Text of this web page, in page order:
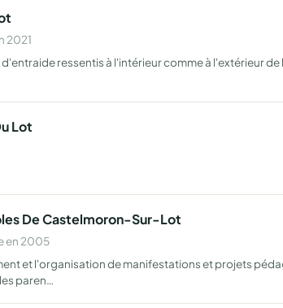
2021
ressentis à l'intérieur comme à l'extérieur
Lot
De Castelmoron-Sur-Lot
en 2005
et l'organisation de manifestations et projets
paren…